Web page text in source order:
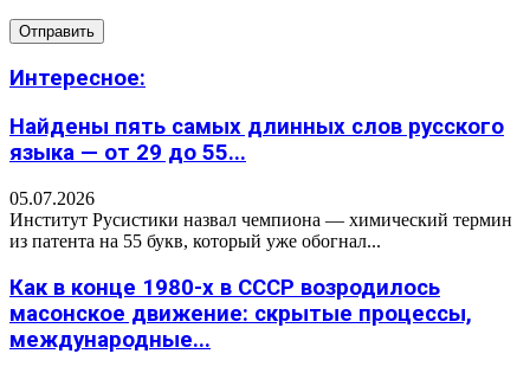
Интересное:
Найдены пять самых длинных слов русского
языка — от 29 до 55...
05.07.2026
Институт Русистики назвал чемпиона — химический термин
из патента на 55 букв, который уже обогнал...
Как в конце 1980-х в СССР возродилось
масонское движение: скрытые процессы,
международные...